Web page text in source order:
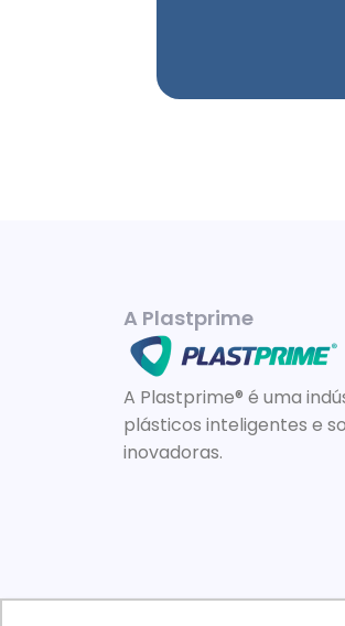
A Plastprime
A Plastprime® é uma
plásticos inteligentes e
inovadoras.